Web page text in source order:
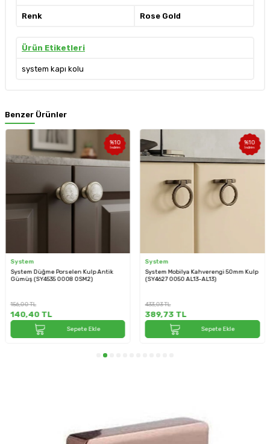
Renk Rose Gold
Ürün Etiketleri
system kapı kolu
Benzer Ürünler
%10
İndirim
System
System Mobilya Kahverengi 50mm Kulp
(SY4627 0050 AL13-AL13)
433,03TL
389,73TL
Sepete Ekle
%10
İndirim
System
System Gömme Mobilya Kulbu Krom
128mm Kulp (SY7475 0128 CR)
500,41TL
450,37 TL
Sepete Ekle